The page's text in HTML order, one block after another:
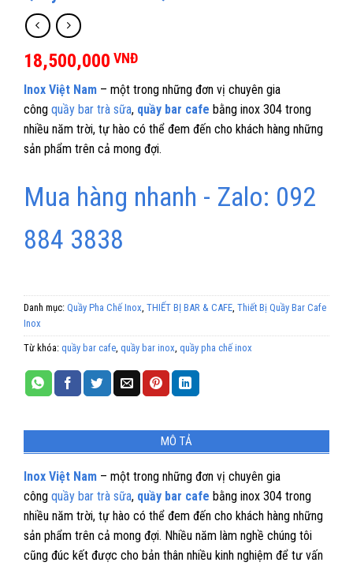
18,500,000 VNĐ
Inox Việt Nam – một trong những đơn vị chuyên gia
công quầy bar trà sữa, quầy bar cafe bằng inox 304 trong
nhiều năm trời, tự hào có thể đem đến cho khách hàng những
sản phẩm trên cả mong đợi.
Mua hàng nhanh - Zalo: 092
884 3838
Danh mục: Quầy Pha Chế Inox THIẾT BỊ BAR & CAFE Thiết Bị Quầy Bar Cafe
Inox
Từ khóa: quầy bar cafe quầy bar inox quầy pha chế inox
MÔ TẢ
Inox Việt Nam – một trong những đơn vị chuyên gia
công quầy bar trà sữa, quầy bar cafe bằng inox 304 trong
nhiều năm trời, tự hào có thể đem đến cho khách hàng những
sản phẩm trên cả mong đợi. Nhiều năm làm nghề chúng tôi
cũng đúc kết được cho bản thân nhiều kinh nghiệm để tư vấn